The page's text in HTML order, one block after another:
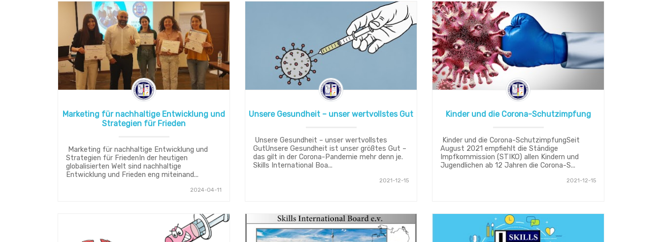
Marketing für nachhaltige Entwicklung und
Strategien für Frieden
Marketing für nachhaltige Entwicklung und
Strategien für FriedenIn der heutigen
globalisierten Welt sind nachhaltige
Entwicklung und Frieden eng miteinand...
2024-04-11
Unsere Gesundheit – unser wertvollstes Gut
Unsere Gesundheit – unser wertvollstes
GutUnsere Gesundheit ist unser größtes Gut –
das gilt in der Corona-Pandemie mehr denn je.
Skills International Boa...
2021-12-15
Kinder und die Corona-Schutzimpfung
Kinder und die Corona-SchutzimpfungSeit
August 2021 empfiehlt die Ständige
Impfkommission (STIKO) allen Kindern und
Jugendlichen ab 12 Jahren die Corona-S...
2021-12-15